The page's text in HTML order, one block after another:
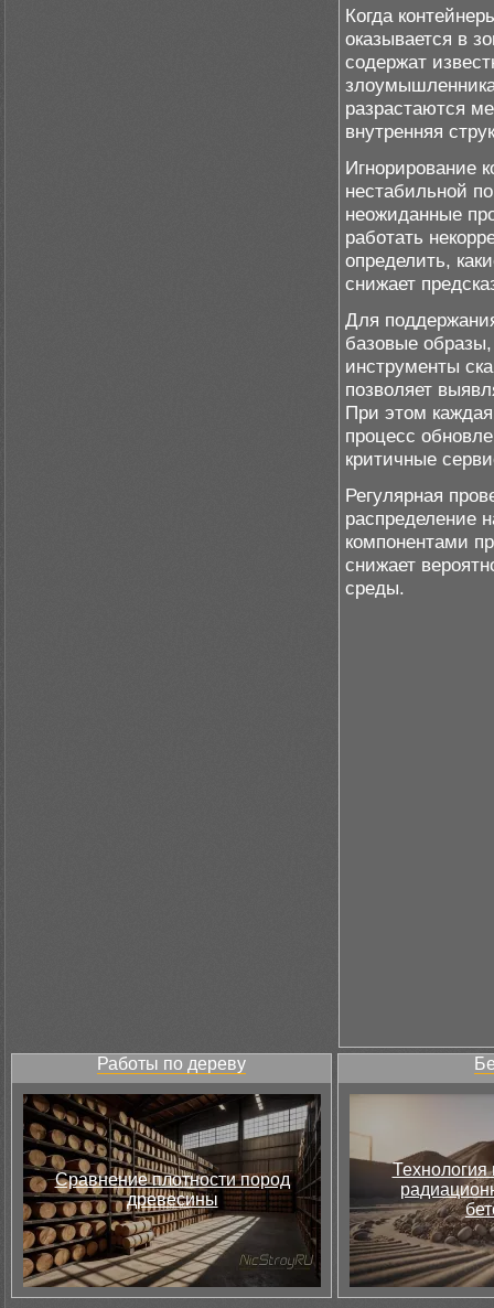
Когда
оказывается в
содержат
разрастаются
внутренняя
Игнорирование
нестабильной
неожиданные
работать
определить,
снижает
Для
базовые
инструменты
позволяет
При этом
процесс
критичные
Регулярная
распределение
компонентами
снижает
среды.
Работы по дереву
Сравнение плотности пород
древесины
Технология